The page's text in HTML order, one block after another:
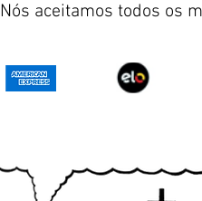
Nós aceitamos todos os